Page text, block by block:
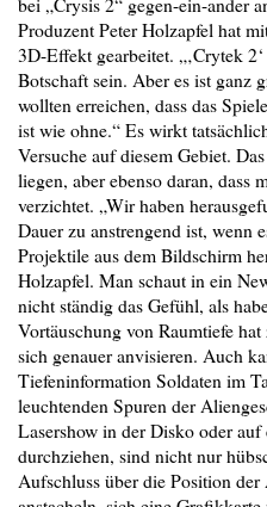
Produzent Peter Holzapfel hat
3D-Effekt gearbeitet. „‚Crytek
Botschaft sein. Aber es ist ganz
wollten erreichen, dass das
ist wie ohne.“ Es wirkt
Versuche auf diesem Gebiet.
liegen, aber ebenso daran, dass
verzichtet. „Wir haben
Dauer zu anstrengend ist, wenn
Projektile aus dem Bildschirm
Holzapfel. Man schaut in ein
nicht ständig das Gefühl, als
Vortäuschung von Raumtiefe
sich genauer anvisieren. Auch
Tiefeninformation Soldaten im
leuchtenden Spuren der
Lasershow in der Disko oder
durchziehen, sind nicht nur
Aufschluss über die Position